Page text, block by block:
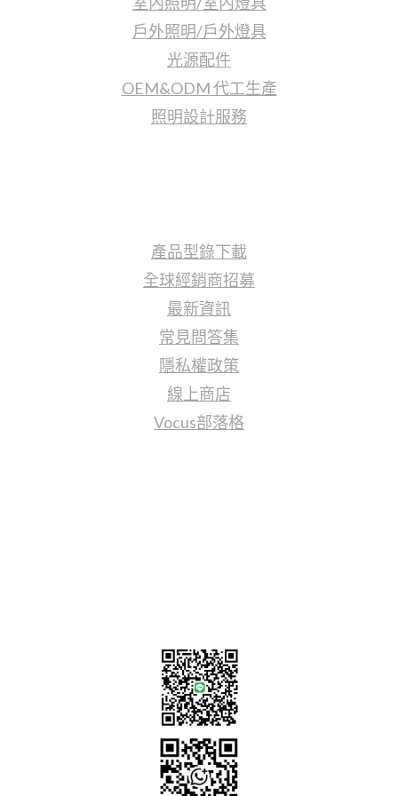
戶外照明/戶外燈具
光源配件
OEM&ODM 代工生產
照明設計服務
產品型錄下載
全球經銷商招募
最新資訊
常見問答集
隱私權政策
線上商店
Vocus部落格